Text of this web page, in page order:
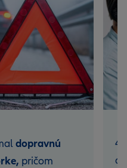
dopravnú
pričom